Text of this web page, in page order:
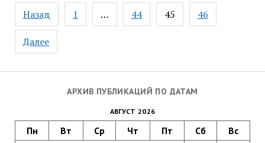
АРХИВ ПУБЛИКАЦИЙ ПО ДАТАМ
АВГУСТ 2026
Пн Вт Ср Чт Пт Сб Вс
Навигация
по
записям
Назад 1 … 44 45 46
Далее